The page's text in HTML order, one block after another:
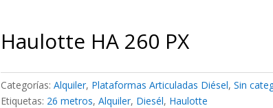
Haulotte HA 260 PX
Categorías: Alquiler, Plataformas Articuladas Diésel, Sin
Etiquetas: 26 metros, Alquiler, Diesél, Haulotte